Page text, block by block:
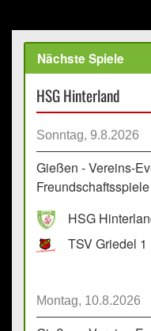
Nächste Spiele
HSG Hinterland
Sonntag, 9.8.2026
Gießen - Vereins-
HSG
TSV Griedel 1
Montag, 10.8.2026